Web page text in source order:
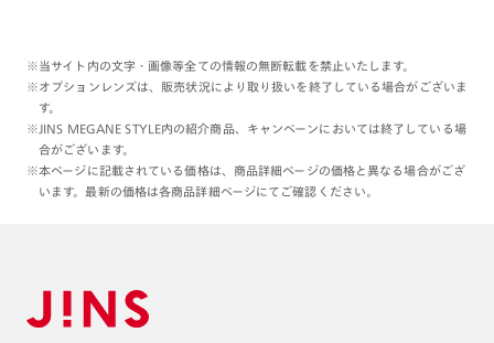
※当サイト内の文字・画像等全ての情報の無断転載を禁止いたします。
※オプションレンズは、販売状況により取り扱いを終了している場合がございま
す。
※JINS MEGANE STYLE内の紹介商品、キャンペーンにおいては終了している場
合がございます。
※本ページに記載されている価格は、商品詳細ページの価格と異なる場合がござ
います。最新の価格は各商品詳細ページにてご確認ください。